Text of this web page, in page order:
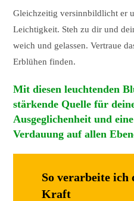
Gleichzeitig versinnbildlicht er
Leichtigkeit. Steh zu dir und
weich und gelassen. Vertraue
Erblühen finden.
Mit diesen leuchtenden
stärkende Quelle für
Ausgeglichenheit und
Verdauung auf allen
So verarbeite ich
Kraft